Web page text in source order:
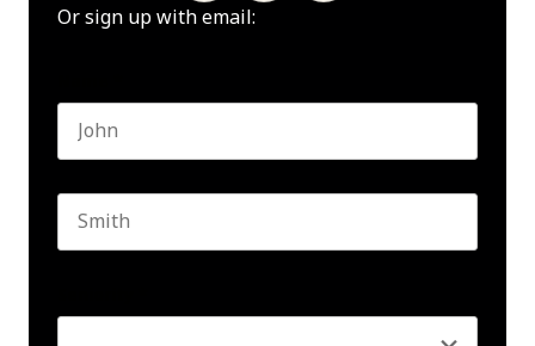
Or sign up with email: